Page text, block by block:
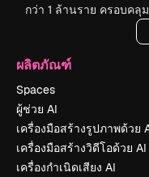
กว่า 1 ล้านราย ครอบคลุ
ผลิตภัณฑ์
Spaces
ผู้ช่วย AI
เครื่องมือสร้างรูปภาพด้วย
เครื่องมือสร้างวิดีโอด้วย AI
เครื่องกำเนิดเสียง AI